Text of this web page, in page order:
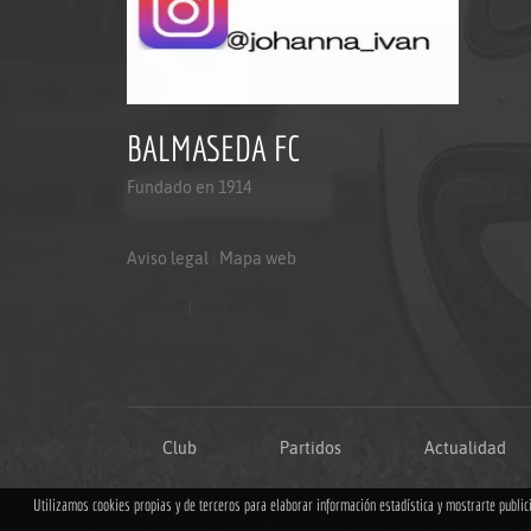
BALMASEDA FC
Fundado en 1914
Aviso legal Mapa web
Club Partidos Actualidad
Utilizamos cookies propias y de terceros para elaborar información estadística y mostrarte